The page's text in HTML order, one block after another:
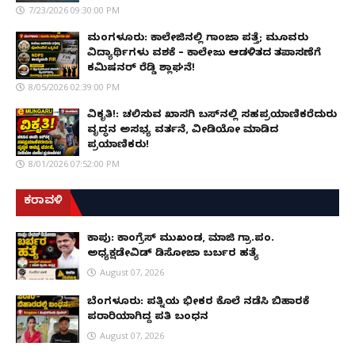
7/23/2026 09:30:00 PM
ಮಂಗಳೂರು: ಕಾಲೇಜಿನಲ್ಲಿ ಗಾಂಜಾ ಪತ್ತೆ; ಮೂವರು
ವಿದ್ಯಾರ್ಥಿಗಳು ವಶಕ್ಕೆ – ಕಾಲೇಜು ಆಡಳಿತದ ತಪಾಸಣೆಗೆ
ಕಮಿಷನರ್ ರೆಡ್ಡಿ ಶ್ಲಾಘನೆ!
8/05/2026 02:39:00 PM
ವಿಕೃತಿ!: ಚಲಿಸುವ ಖಾಸಗಿ ಬಸ್‌ನಲ್ಲಿ ಸಹಪ್ರಯಾಣಿಕರೆದುರು
ವೃದ್ಧನ ಅಸಭ್ಯ ವರ್ತನೆ, ವೀಡಿಯೋ ಮಾಡಿದ
ಪ್ರಯಾಣಿಕರು!
8/01/2026 07:52:00 PM
ಕರಾವಳಿ
ಕಾಪು: ಕಾಂಗ್ರೆಸ್ ಮುಖಂಡ, ಮಾಜಿ ಗ್ರಾ.ಪಂ.
ಅಧ್ಯಕ್ಷಡೇವಿಡ್ ಡಿಸೋಜಾ ಬರ್ಬರ ಹತ್ಯೆ
August 07, 2026
ಬೆಂಗಳೂರು: ಪತ್ನಿಯ ಭೀಕರ ಕೊಲೆ ನಡೆಸಿ ಬಿಹಾರಕ್ಕೆ
ಪರಾರಿಯಾಗಿದ್ದ ಪತಿ ಬಂಧನ
August 07, 2026